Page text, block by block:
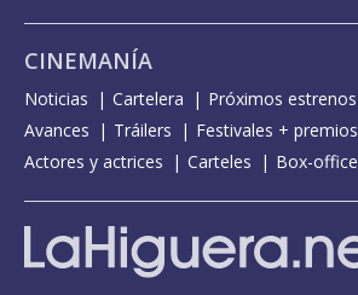
CINEMANÍA
Noticias Cartelera Próximos estrenos
Avances
Tráilers
Festivales + premios
Actores y actrices
Carteles Box-office